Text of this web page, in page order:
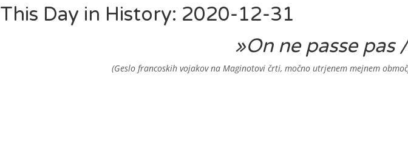
This Day in History: 2020-12-31
»On ne passe
(Geslo francoskih vojakov na Maginotovi črti, močno utrjenem mejnem